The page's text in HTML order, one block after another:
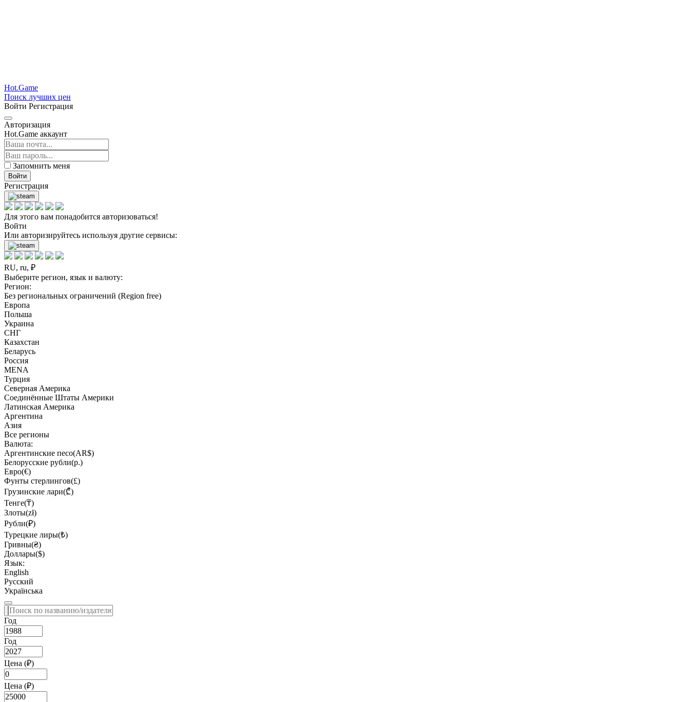
Hot.Game
Поиск лучших цен
Войти Регистрация
Авторизация
Hot.Game аккаунт
Запомнить меня
Войти
Регистрация
Для этого вам понадобится авторизоваться!
Войти
Или авторизируйтесь используя другие сервисы:
RU, ru, ₽
Выберите регион, язык и валюту:
Регион:
Без региональных ограничений (Region free)
Европа
Польша
Украина
СНГ
Казахстан
Беларусь
Россия
MENA
Турция
Северная Америка
Соединённые Штаты Америки
Латинская Америка
Аргентина
Азия
Все регионы
Валюта:
Аргентинские песо(AR$)
Белорусские рубли(р.)
Евро(€)
Фунты стерлингов(£)
Грузинские лари(₾)
Тенге(₸)
Злоты(zł)
Рубли(₽)
Турецкие лиры(₺)
Гривны(₴)
Доллары($)
Язык:
English
Русский
Українська
Год
Год
Цена (₽)
Цена (₽)